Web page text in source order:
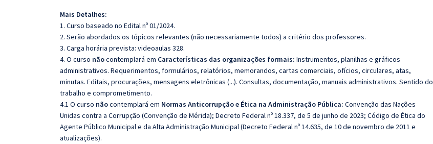
Mais Detalhes:
1. Curso baseado no Edital nº 01/2024.
2. Serão abordados os tópicos relevantes (não necessariamente todos) a critério dos professores.
3. Carga horária prevista: videoaulas 328.
4. O curso nãocontemplará em Características das organizações formais: Instrumentos, planilhas e gráficos
administrativos. Requerimentos, formulários, relatórios, memorandos, cartas comerciais, ofícios, circulares, atas,
minutas. Editais, procurações, mensagens eletrônicas (...). Consultas, documentação, manuais administrativos. Sentido do
trabalho e comprometimento.
4.1 O curso nãocontemplará em Normas Anticorrupção e Ética na Administração Pública: Convenção das Nações
Unidas contra a Corrupção (Convenção de Mérida); Decreto Federal nº 18.337, de 5 de junho de 2023; Código de Ética do
Agente Público Municipal e da Alta Administração Municipal (Decreto Federal nº 14.635, de 10 de novembro de 2011 e
atualizações).